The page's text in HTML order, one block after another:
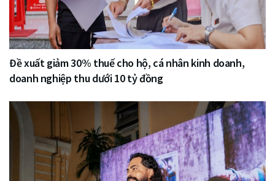
Đề xuất giảm 30% thuế cho hộ, cá nhân kinh doanh,
doanh nghiệp thu dưới 10 tỷ đồng